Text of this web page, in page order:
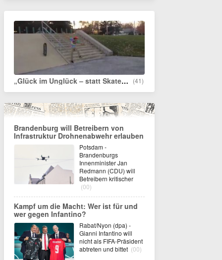
„Glück im Unglück – statt Skateboard einfach den Arsch verwenden“ (41)
Brandenburg will Betreibern von
Infrastruktur Drohnenabwehr erlauben
Potsdam -
Brandenburgs
Innenminister Jan
Redmann (CDU) will
Betreibern kritischer
(00)
Kampf um die Macht: Wer ist für und
wer gegen Infantino?
Rabat/Nyon (dpa) -
Gianni Infantino will
nicht als FIFA-Präsident
abtreten und bittet (00)